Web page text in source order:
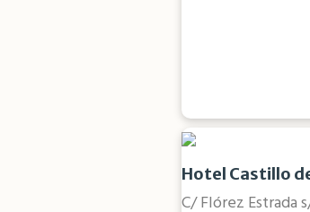
Hotel Castillo
C/ Flórez Estrada